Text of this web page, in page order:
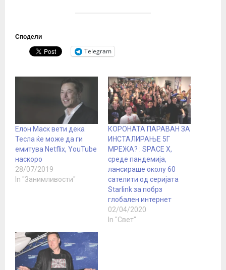
Сподели
Telegram
Елон Маск вети дека
Тесла ќе може да ги
емитува Netflix, YouTube
наскоро
28/07/2019
In "Занимливости"
КОРОНАТА ПАРАВАН ЗА
ИНСТАЛИРАЊЕ 5Г
МРЕЖА? : SPACE X,
среде пандемија,
лансираше околу 60
сателити од серијата
Starlink за побрз
глобален интернет
02/04/2020
In "Свет"